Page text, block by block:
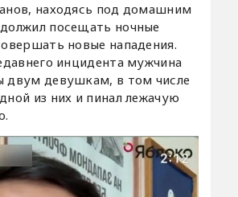
находясь под домашним
посещать ночные
новые нападения.
инцидента мужчина
двум девушкам, в том числе
из них и пинал лежачую